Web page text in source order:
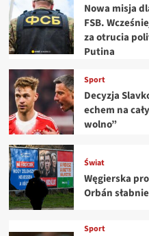
Nowa misja
FSB.
za otrucia
Putina
Sport
Decyzja
echem na
wolno”
Świat
Węgierska
Orbán
Sport